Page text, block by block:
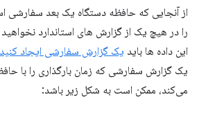
از آنجایی که حافظه دستگاه یک بعد سفارشی
را در هیچ یک از گزارش های استاندارد
این داده ها باید یک گزارش سفارشی ایجاد کنید
یک گزارش سفارشی که زمان بارگذاری را با
می‌کند، ممکن است به شکل زیر باشد: